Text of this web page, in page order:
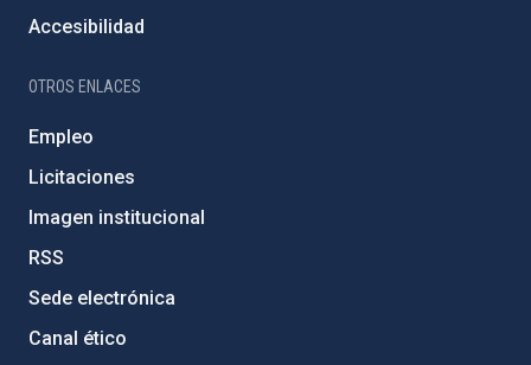
Accesibilidad
OTROS ENLACES
Empleo
Licitaciones
Imagen institucional
RSS
Sede electrónica
Canal ético